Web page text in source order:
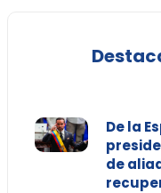
De la
de